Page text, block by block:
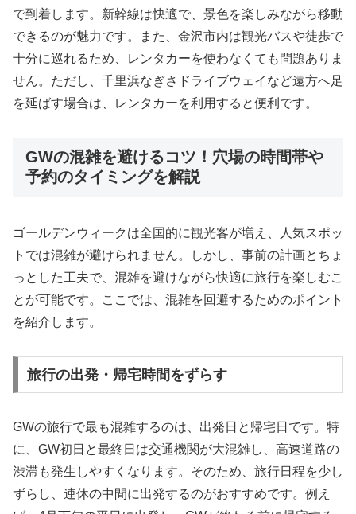
で到着します。新幹線は快適で、景色を楽しみながら移動
できるのが魅力です。また、金沢市内は観光バスや徒歩で
十分に巡れるため、レンタカーを使わなくても問題ありま
せん。ただし、千里浜なぎさドライブウェイなど遠方へ足
を延ばす場合は、レンタカーを利用すると便利です。
GWの混雑を避けるコツ！穴場の時間帯や
予約のタイミングを解説
ゴールデンウィークは全国的に観光客が増え、人気スポッ
トでは混雑が避けられません。しかし、事前の計画とちょ
っとした工夫で、混雑を避けながら快適に旅行を楽しむこ
とが可能です。ここでは、混雑を回避するためのポイント
を紹介します。
旅行の出発・帰宅時間をずらす
GWの旅行で最も混雑するのは、出発日と帰宅日です。特
に、GW初日と最終日は交通機関が大混雑し、高速道路の
渋滞も発生しやすくなります。そのため、旅行日程を少し
ずらし、連休の中間に出発するのがおすすめです。例え